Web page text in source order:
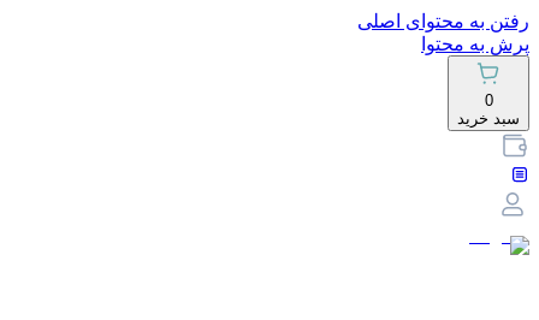
رفتن به محتوای اصلی
پرش به محتوا
0
سبد خرید